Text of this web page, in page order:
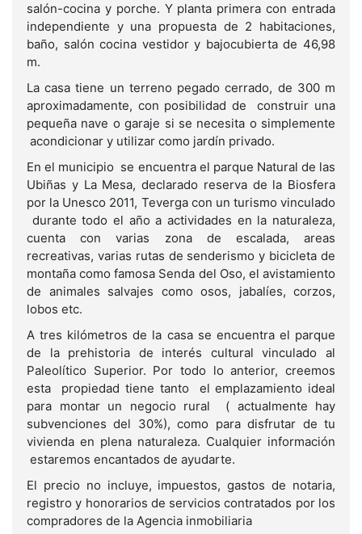
salón-cocina y porche. Y planta primera con entrada
independiente y una propuesta de 2 habitaciones,
baño, salón cocina vestidor y bajocubierta de 46,98
m.
La casa tiene un terreno pegado cerrado, de 300 m
aproximadamente, con posibilidad de construir una
pequeña nave o garaje si se necesita o simplemente
acondicionar y utilizar como jardín privado.
En el municipio se encuentra el parque Natural de las
Ubiñas y La Mesa, declarado reserva de la Biosfera
por la Unesco 2011, Teverga con un turismo vinculado
durante todo el año a actividades en la naturaleza,
cuenta con varias zona de escalada, areas
recreativas, varias rutas de senderismo y bicicleta de
montaña como famosa Senda del Oso, el avistamiento
de animales salvajes como osos, jabalíes, corzos,
lobos etc.
A tres kilómetros de la casa se encuentra el parque
de la prehistoria de interés cultural vinculado al
Paleolítico Superior. Por todo lo anterior, creemos
esta propiedad tiene tanto el emplazamiento ideal
para montar un negocio rural ( actualmente hay
subvenciones del 30%), como para disfrutar de tu
vivienda en plena naturaleza. Cualquier información
estaremos encantados de ayudarte.
El precio no incluye, impuestos, gastos de notaria,
registro y honorarios de servicios contratados por los
compradores de la Agencia inmobiliaria